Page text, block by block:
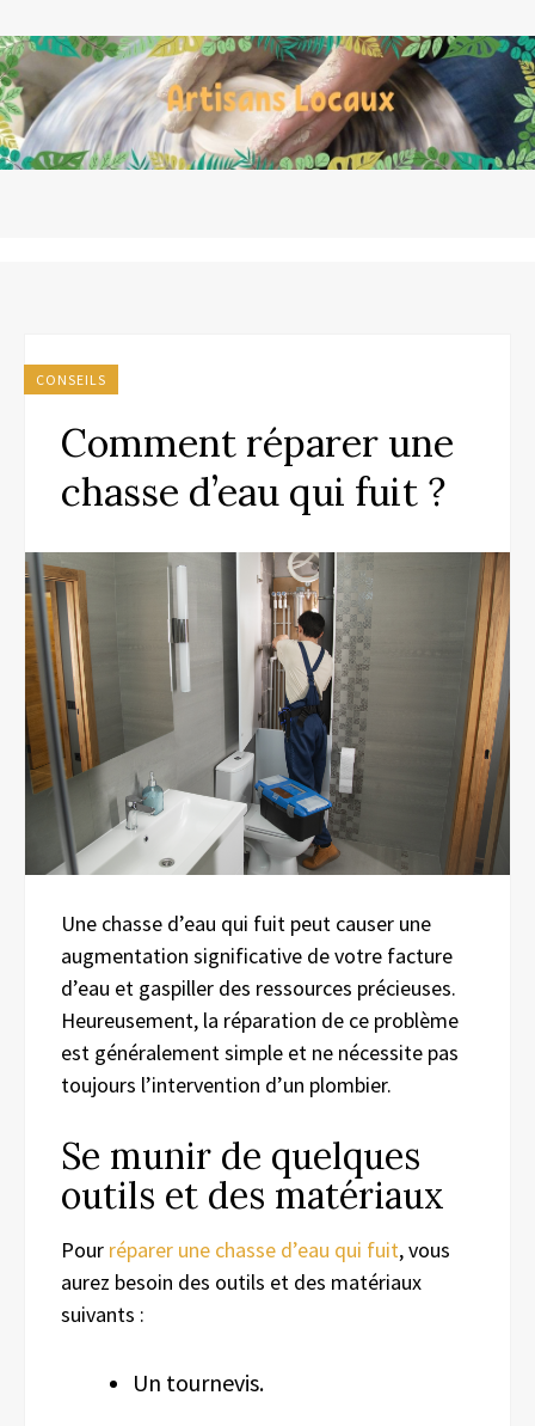
CONSEILS
Comment réparer une
chasse d’eau qui fuit ?
Une chasse d’eau qui fuit peut causer une
augmentation significative de votre facture
d’eau et gaspiller des ressources précieuses.
Heureusement, la réparation de ce problème
est généralement simple et ne nécessite pas
toujours l’intervention d’un plombier.
Se munir de quelques
outils et des matériaux
Pour réparer une chasse d’eau qui fuit, vous
aurez besoin des outils et des matériaux
suivants :
Un tournevis.